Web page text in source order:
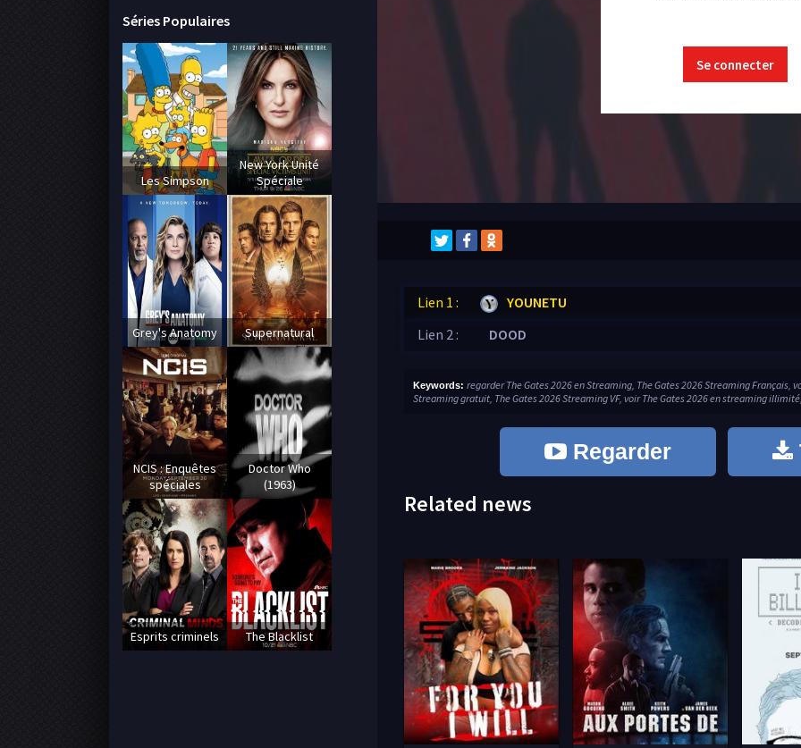
Se connecter
Lien 1 : YOUNETU
Lien 2 :
DOOD
Keywords: regarder The Gates 2026 en Streaming, The Gates 2026 Streaming Français,
Streaming gratuit, The Gates 2026 Streaming VF, voir The Gates 2026 en streaming
Regarder
Related news
Séries Populaires
Les Simpson
New York Unité
Spéciale
Grey's Anatomy Supernatural
NCIS : Enquêtes
spéciales
Doctor Who
(1963)
Esprits criminels The Blacklist